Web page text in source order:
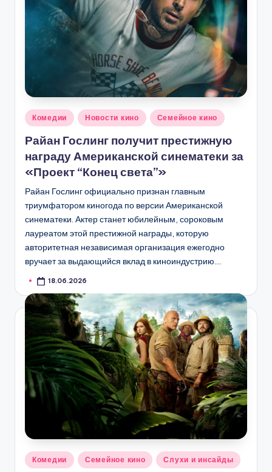
Опубликовано
Комедии Новости кино Семейное кино
Райан Гослинг получит престижную
награду Американской синематеки за
«Проект “Конец света”»
Райан Гослинг официально признан главным
триумфатором киногода по версии Американской
синематеки. Актер станет юбилейным, сороковым
лауреатом этой престижной награды, которую
авторитетная независимая организация ежегодно
вручает за выдающийся вклад в киноиндустрию.…
18.06.2026
Опубликовано
Комедии Семейное кино Слухи и инсайды